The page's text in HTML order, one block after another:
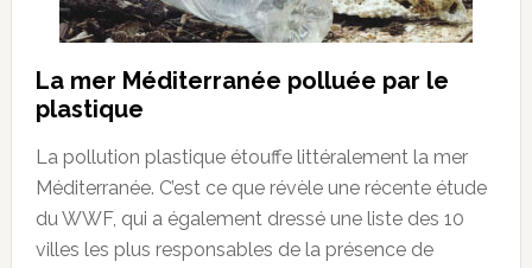
La mer Méditerranée polluée par le
plastique
La pollution plastique étouffe littéralement la mer
Méditerranée. C’est ce que révèle une récente étude
du WWF, qui a également dressé une liste des 10
villes les plus responsables de la présence de